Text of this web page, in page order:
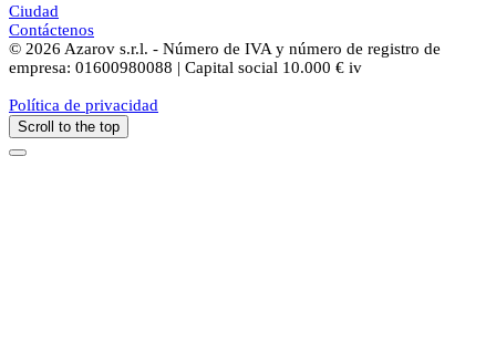
Ciudad
Contáctenos
© 2026 Azarov s.r.l. - Número de IVA y número de registro de
empresa: 01600980088 | Capital social 10.000 € iv
Política de privacidad
Scroll to the top